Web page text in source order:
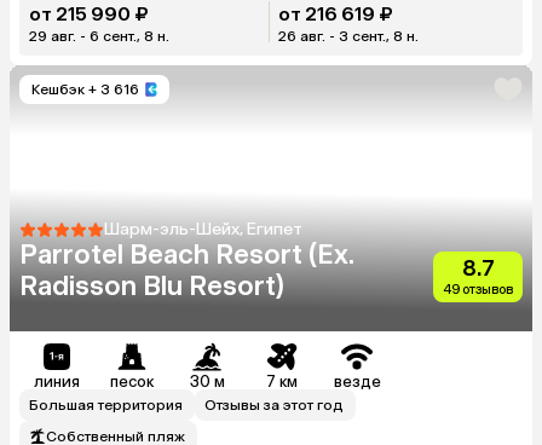
от 215 990 ₽
29 авг. - 6 сент., 8 н.
от 216 619 ₽
26 авг. - 3 сент., 8 н.
Кешбэк + 3 616
Шарм-эль-Шейх, Египет
Parrotel Beach Resort (Ex.
Radisson Blu Resort)
8.7
49 отзывов
линия песок 30 м 7 км везде
Большая территория
Отзывы за этот год
Собственный пляж